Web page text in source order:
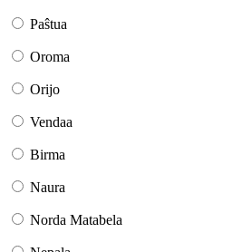
Paŝtua
Oroma
Orijo
Vendaa
Birma
Naura
Norda Matabela